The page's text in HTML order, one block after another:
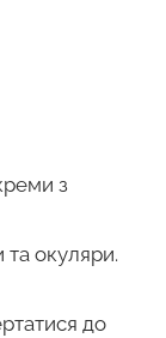
з
окуляри.
до